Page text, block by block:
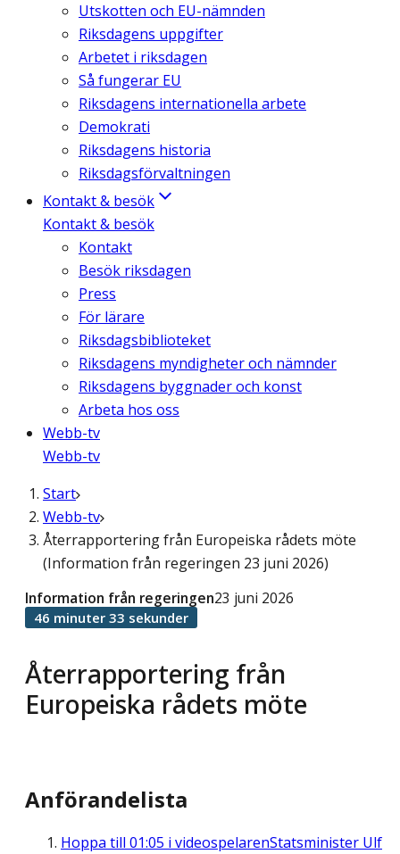
Utskotten och EU-nämnden
Riksdagens uppgifter
Arbetet i riksdagen
Så fungerar EU
Riksdagens internationella arbete
Demokrati
Riksdagens historia
Riksdagsförvaltningen
Kontakt & besök
Kontakt & besök
Kontakt
Besök riksdagen
Press
För lärare
Riksdagsbiblioteket
Riksdagens myndigheter och nämnder
Riksdagens byggnader och konst
Arbeta hos oss
Webb-tv
Webb-tv
Start
Webb-tv
Återrapportering från Europeiska rådets möte
(Information från regeringen 23 juni 2026)
Återrapportering från
Europeiska rådets möte
Information från regeringen23 juni 2026
46 minuter 33 sekunder
Anförandelista
Hoppa till 01:05 i videospelarenStatsminister Ulf